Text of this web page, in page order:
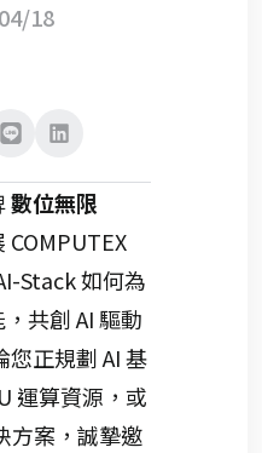
18
數位無限
COMPUTEX
Stack 如何為
共創 AI 驅動
您正規劃 AI 基
運算資源，或
方案，誠摯邀